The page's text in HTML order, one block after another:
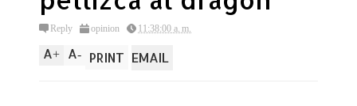
Reply opinion 11:38:00 a. m.
A+ A- PRINT EMAIL